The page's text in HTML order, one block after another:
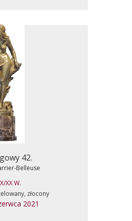
42.
Belleuse
XX W.
złocony
2021